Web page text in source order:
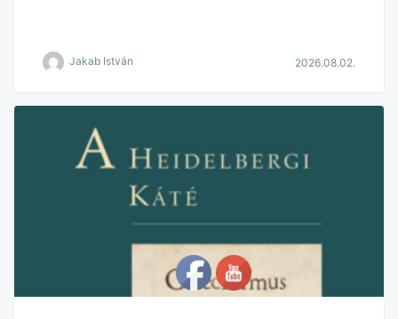
Jakab István 2026.08.02.